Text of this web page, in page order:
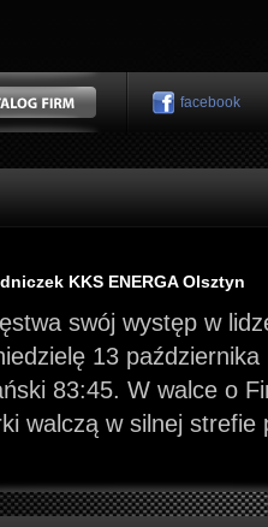
facebook
KKS ENERGA Olsztyn
swój występ w
13 października
83:45. W walce o
walczą w silnej